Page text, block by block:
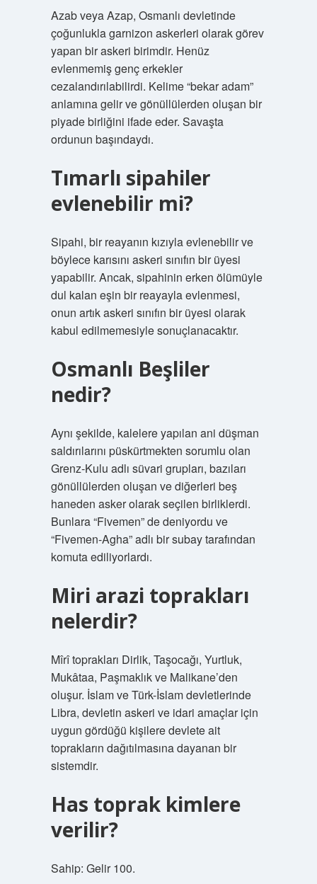
Azab veya Azap, Osmanlı devletinde
çoğunlukla garnizon askerleri olarak görev
yapan bir askeri birimdir. Henüz
evlenmemiş genç erkekler
cezalandırılabilirdi. Kelime “bekar adam”
anlamına gelir ve gönüllülerden oluşan bir
piyade birliğini ifade eder. Savaşta
ordunun başındaydı.
Tımarlı sipahiler
evlenebilir mi?
Sipahi, bir reayanın kızıyla evlenebilir ve
böylece karısını askeri sınıfın bir üyesi
yapabilir. Ancak, sipahinin erken ölümüyle
dul kalan eşin bir reayayla evlenmesi,
onun artık askeri sınıfın bir üyesi olarak
kabul edilmemesiyle sonuçlanacaktır.
Osmanlı Beşliler
nedir?
Aynı şekilde, kalelere yapılan ani düşman
saldırılarını püskürtmekten sorumlu olan
Grenz-Kulu adlı süvari grupları, bazıları
gönüllülerden oluşan ve diğerleri beş
haneden asker olarak seçilen birliklerdi.
Bunlara “Fivemen” de deniyordu ve
“Fivemen-Agha” adlı bir subay tarafından
komuta ediliyorlardı.
Miri arazi toprakları
nelerdir?
Mîrî toprakları Dirlik, Taşocağı, Yurtluk,
Mukâtaa, Paşmaklık ve Malikane’den
oluşur. İslam ve Türk-İslam devletlerinde
Libra, devletin askeri ve idari amaçlar için
uygun gördüğü kişilere devlete ait
toprakların dağıtılmasına dayanan bir
sistemdir.
Has toprak kimlere
verilir?
Sahip: Gelir 100.